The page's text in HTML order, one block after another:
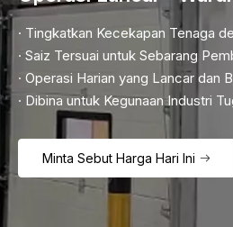
· Tingkatkan Kecekapan Tenaga
· Saiz Tersuai untuk Sebarang
· Operasi Harian yang Lancar dan
· Dibina untuk Kegunaan Industri
Minta Sebut Harga Hari Ini